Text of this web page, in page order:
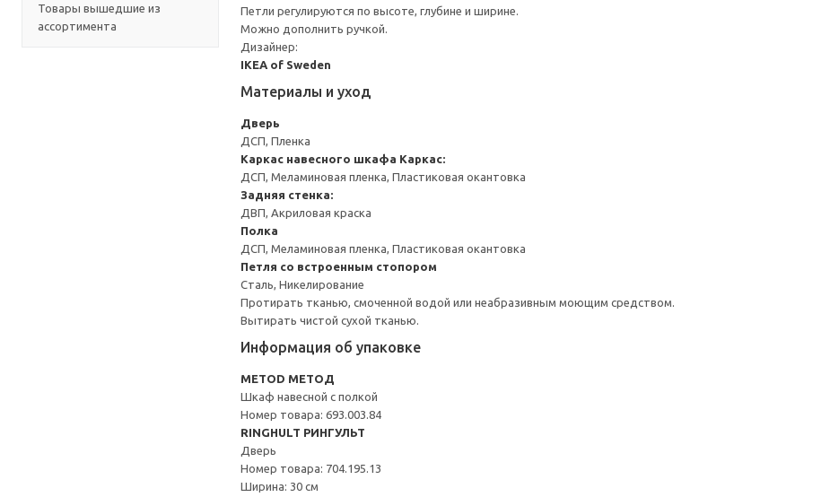
Товары вышедшие из
ассортимента
Петли регулируются по высоте, глубине и ширине.
Можно дополнить ручкой.
Дизайнер:
IKEA of Sweden
Материалы и уход
Дверь
ДСП, Пленка
Каркас навесного шкафа Каркас:
ДСП, Меламиновая пленка, Пластиковая окантовка
Задняя стенка:
ДВП, Акриловая краска
Полка
ДСП, Меламиновая пленка, Пластиковая окантовка
Петля со встроенным стопором
Сталь, Никелирование
Протирать тканью, смоченной водой или неабразивным моющим средством.
Вытирать чистой сухой тканью.
Информация об упаковке
METOD МЕТОД
Шкаф навесной с полкой
Номер товара: 693.003.84
RINGHULT РИНГУЛЬТ
Дверь
Номер товара: 704.195.13
Ширина: 30 см